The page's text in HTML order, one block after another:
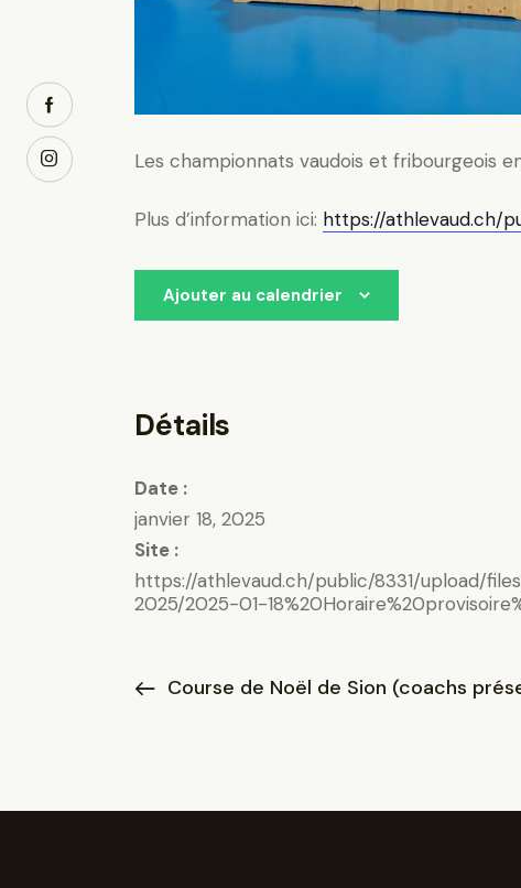
Les championnats vaudois et fribourgeois
Plus d’information ici: https://athlevaud.ch/
Ajouter au calendrier
Détails
Date :
janvier 18, 2025
Site :
https://athlevaud.ch/public/8331/upload/
2025/2025-01-
Course de Noël de Sion (coachs